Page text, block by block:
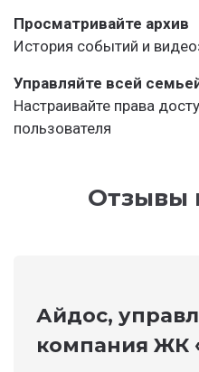
Просматривайте архив
История событий и
Управляйте всей
Настраивайте права
пользователя
Отзывы
Айдос,
компания ЖК